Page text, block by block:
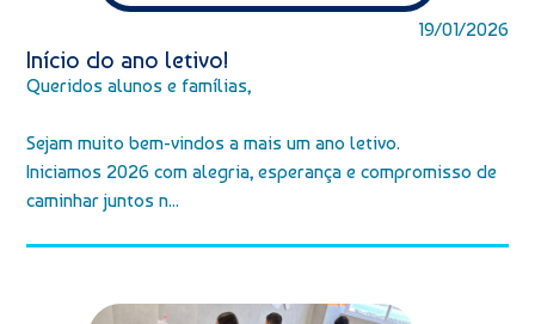
19/01/2026
Início do ano letivo!
Queridos alunos e famílias,
Sejam muito bem-vindos a mais um ano letivo.
Iniciamos 2026 com alegria, esperança e compromisso de
caminhar juntos n...